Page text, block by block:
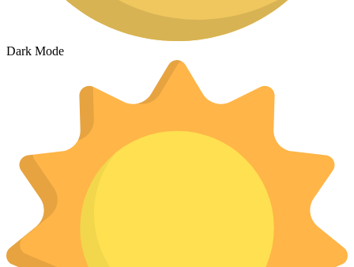
Dark Mode